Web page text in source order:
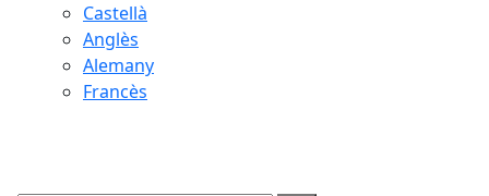
Castellà
Anglès
Alemany
Francès